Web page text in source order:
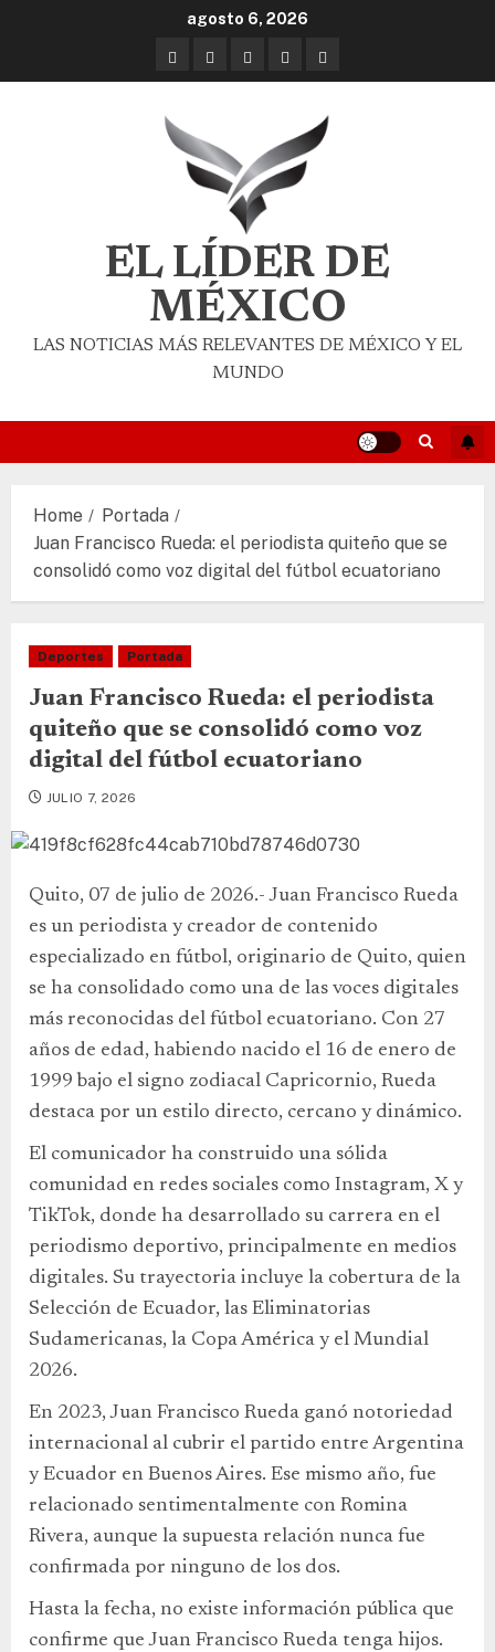
agosto 6, 2026
EL LÍDER DE
MÉXICO
LAS NOTICIAS MÁS RELEVANTES DE MÉXICO Y EL
MUNDO
Home
Portada
Juan Francisco Rueda: el periodista quiteño que se
consolidó como voz digital del fútbol ecuatoriano
Deportes Portada
Juan Francisco Rueda: el periodista
quiteño que se consolidó como voz
digital del fútbol ecuatoriano
JULIO 7, 2026
Quito, 07 de julio de 2026.- Juan Francisco Rueda
es un periodista y creador de contenido
especializado en fútbol, originario de Quito, quien
se ha consolidado como una de las voces digitales
más reconocidas del fútbol ecuatoriano. Con 27
años de edad, habiendo nacido el 16 de enero de
1999 bajo el signo zodiacal Capricornio, Rueda
destaca por un estilo directo, cercano y dinámico.
El comunicador ha construido una sólida
comunidad en redes sociales como Instagram, X y
TikTok, donde ha desarrollado su carrera en el
periodismo deportivo, principalmente en medios
digitales. Su trayectoria incluye la cobertura de la
Selección de Ecuador, las Eliminatorias
Sudamericanas, la Copa América y el Mundial
2026.
En 2023, Juan Francisco Rueda ganó notoriedad
internacional al cubrir el partido entre Argentina
y Ecuador en Buenos Aires. Ese mismo año, fue
relacionado sentimentalmente con Romina
Rivera, aunque la supuesta relación nunca fue
confirmada por ninguno de los dos.
Hasta la fecha, no existe información pública que
confirme que Juan Francisco Rueda tenga hijos.